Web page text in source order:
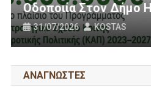
Πανό Μας;
25/07/2026
ΑΝΑΓΝΩΣΤΕΣ